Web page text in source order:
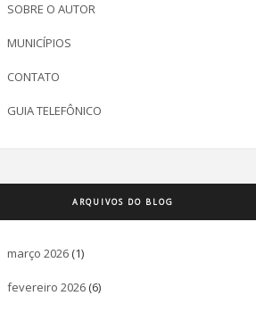
SOBRE O AUTOR
MUNICÍPIOS
CONTATO
GUIA TELEFÔNICO
ARQUIVOS DO BLOG
março 2026 (1)
fevereiro 2026 (6)